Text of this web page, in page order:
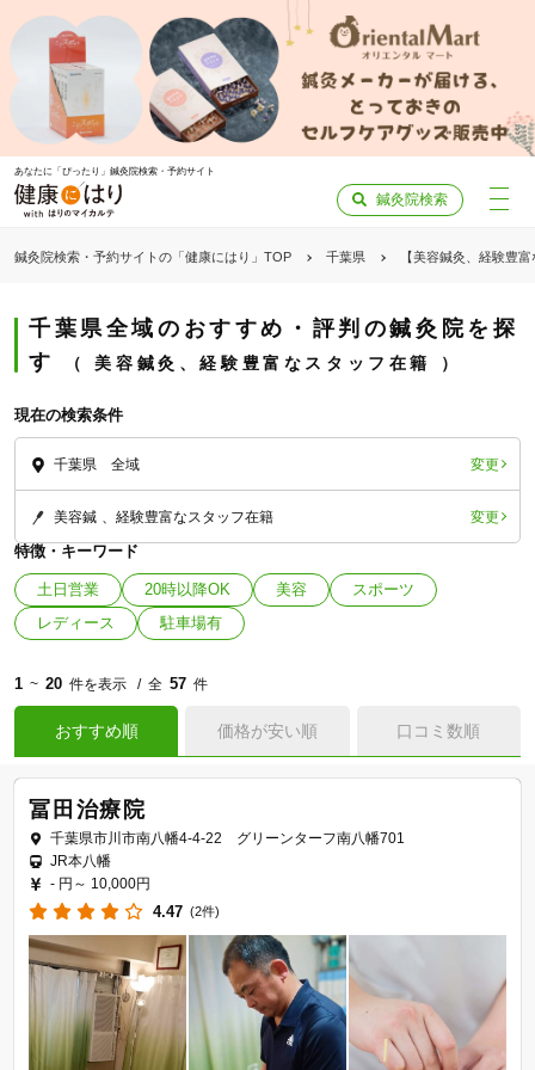
あなたに「ぴったり」鍼灸院検索・予約サイト
鍼灸院検索
鍼灸院検索・予約サイトの「健康にはり」TOP 千葉県 【美容鍼灸、経験豊
千葉県全域のおすすめ・評判の鍼灸院を探
す
美容鍼灸、経験豊富なスタッフ在籍
現在の検索条件
千葉県 全域 変更
美容鍼 経験豊富なスタッフ在籍 変更
特徴・キーワード
土日営業 20時以降OK 美容
スポーツ
レディース
駐車場有
1 ~ 20 件を表示 全 57 件
おすすめ順 価格が安い順 口コミ数順
冨田治療院
千葉県市川市南八幡4-4-22 グリーンターフ南八幡701
JR本八幡
- 円～ 10,000円
4.47 (2件)
「健康にはりを見た」